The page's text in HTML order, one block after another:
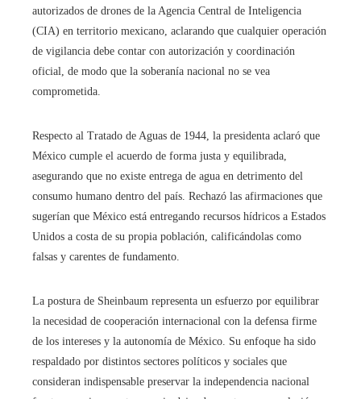
autorizados de drones de la Agencia Central de Inteligencia
(CIA) en territorio mexicano, aclarando que cualquier operación
de vigilancia debe contar con autorización y coordinación
oficial, de modo que la soberanía nacional no se vea
comprometida.
Respecto al Tratado de Aguas de 1944, la presidenta aclaró que
México cumple el acuerdo de forma justa y equilibrada,
asegurando que no existe entrega de agua en detrimento del
consumo humano dentro del país. Rechazó las afirmaciones que
sugerían que México está entregando recursos hídricos a Estados
Unidos a costa de su propia población, calificándolas como
falsas y carentes de fundamento.
La postura de Sheinbaum representa un esfuerzo por equilibrar
la necesidad de cooperación internacional con la defensa firme
de los intereses y la autonomía de México. Su enfoque ha sido
respaldado por distintos sectores políticos y sociales que
consideran indispensable preservar la independencia nacional